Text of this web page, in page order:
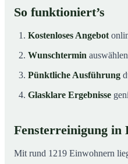
So funktioniert’s
Kostenloses Angebot
Wunschtermin auswählen
Pünktliche Ausführung
Glasklare Ergebnisse
Fensterreinigung in
Mit rund 1219 Einwohnern